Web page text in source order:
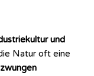
und
Natur oft eine